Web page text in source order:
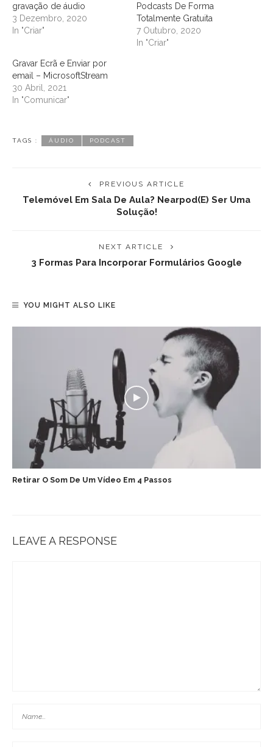
gravação de áudio
3 Dezembro, 2020
In "Criar"
Podcasts De Forma
Totalmente Gratuita
7 Outubro, 2020
In "Criar"
Gravar Ecrã e Enviar por
email – MicrosoftStream
30 Abril, 2021
In "Comunicar"
TAGS : ÁUDIO PODCAST
PREVIOUS ARTICLE
Telemóvel Em Sala De Aula? Nearpod(e) Ser Uma
Solução!
NEXT ARTICLE
3 Formas Para Incorporar Formulários Google
YOU MIGHT ALSO LIKE
Retirar O Som De Um Vídeo Em 4 Passos
LEAVE A RESPONSE